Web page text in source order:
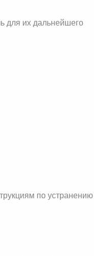
для их дальнейшего
по устранению